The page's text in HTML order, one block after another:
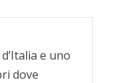
e uno
dove